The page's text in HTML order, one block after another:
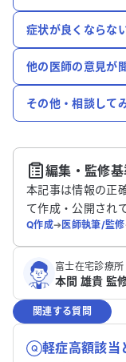
症状が良くならな
他の医師の意見が
その他・相談して
編集・監修
本記事は情報の正
て作成・公開され
Q作成➔医師執筆/監修
富士在宅診療
本間 雄貴 監
関連する質問
軽症高額該当